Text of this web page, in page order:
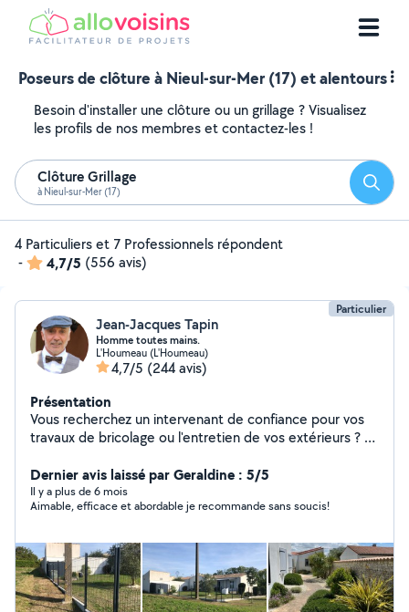
Poseurs de clôture à Nieul-sur-Mer (17) et alentours
Besoin d'installer une clôture ou un grillage ? Visualisez
les profils de nos membres et contactez-les !
Clôture Grillage
à Nieul-sur-Mer (17)
4 Particuliers et 7 Professionnels répondent
-
4,7/5 (556 avis)
Particulier
Jean-Jacques Tapin
Homme toutes mains.
L'Houmeau (L'Houmeau)
4,7/5 (244 avis)
Présentation
Vous recherchez un intervenant de confiance pour vos
travaux de bricolage ou l'entretien de vos extérieurs ? Je
attention particulière portée aux détails et à la qualité
du travail. Que ce soit pour gagner du temps ou
bénéficier d'un savoir-faire fiable, j'interviens avec
solide et de compétences polyvalentes, je m'engage à
vous fournir un résultat à la hauteur de vos attentes.
N'hésitez pas à me contacter pour échanger sur votre
besoin.
Dernier avis laissé par Geraldine : 5/5
Il y a plus de 6 mois
Aimable, efficace et abordable je recommande sans soucis!